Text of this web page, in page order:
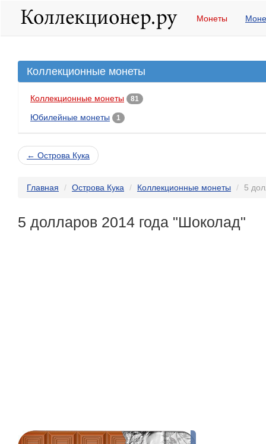
Монеты
Коллекционные монеты
Коллекционные монеты 81
Юбилейные монеты 1
← Острова Кука
Главная Острова Кука Коллекционные монеты 5
5 долларов 2014 года "Шоколад"